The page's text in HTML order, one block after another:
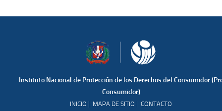
Instituto Nacional de Protección de los Derechos del Consumidor
Consumidor)
INICIO | MAPA DE SITIO | CONTACTO